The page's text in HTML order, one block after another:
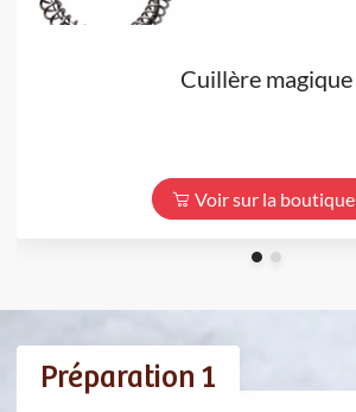
Cuillère magique
Voir sur la boutique
Préparation 1